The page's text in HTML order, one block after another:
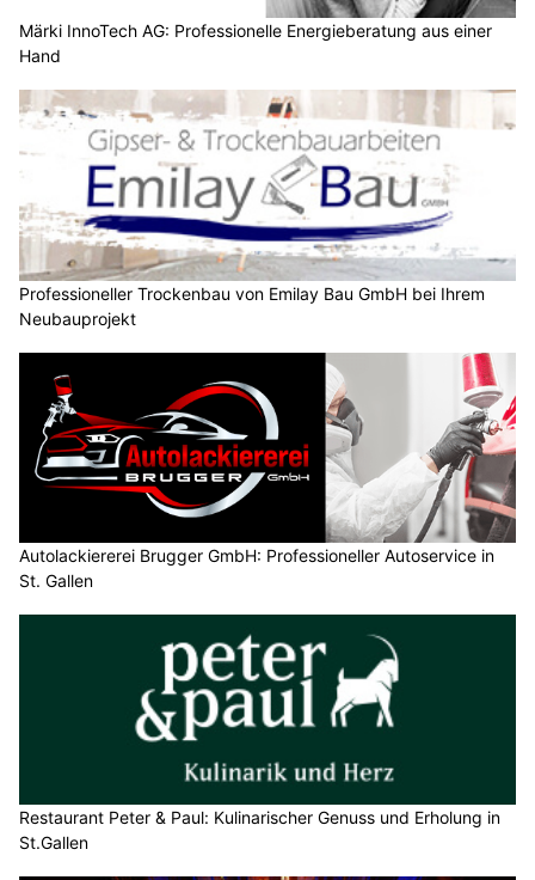
Märki InnoTech AG: Professionelle Energieberatung aus einer
Hand
Professioneller Trockenbau von Emilay Bau GmbH bei Ihrem
Neubauprojekt
Autolackiererei Brugger GmbH: Professioneller Autoservice in
St. Gallen
Restaurant Peter & Paul: Kulinarischer Genuss und Erholung in
St.Gallen